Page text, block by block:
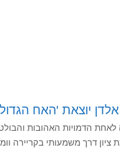
יוצאת 'האח
הדמויות האהובות
ציון דרך משמעותי בקריירה